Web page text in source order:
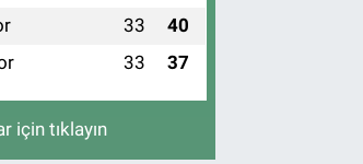
33 40
33 37
için tıklayın